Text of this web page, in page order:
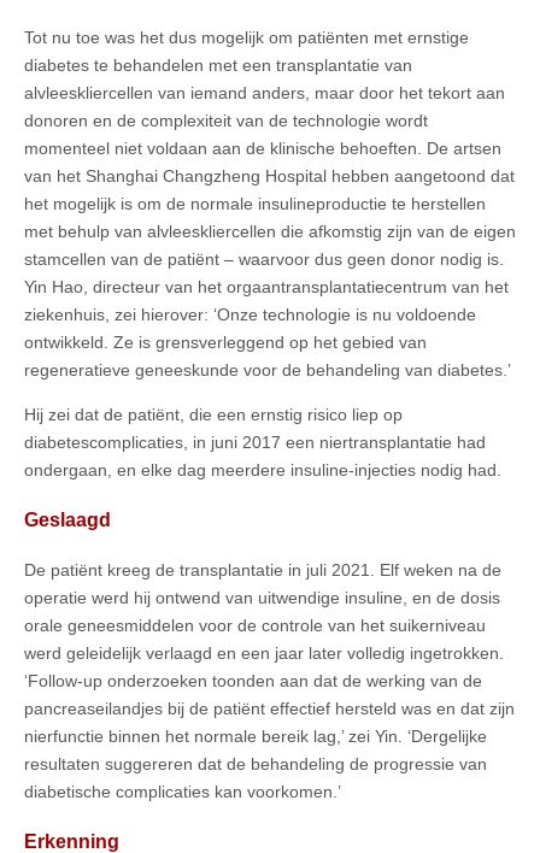
Tot nu toe was het dus mogelijk om patiënten met ernstige
diabetes te behandelen met een transplantatie van
alvleeskliercellen van iemand anders, maar door het tekort aan
donoren en de complexiteit van de technologie wordt
momenteel niet voldaan aan de klinische behoeften. De artsen
van het Shanghai Changzheng Hospital hebben aangetoond dat
het mogelijk is om de normale insulineproductie te herstellen
met behulp van alvleeskliercellen die afkomstig zijn van de eigen
stamcellen van de patiënt – waarvoor dus geen donor nodig is.
Yin Hao, directeur van het orgaantransplantatiecentrum van het
ziekenhuis, zei hierover: ‘Onze technologie is nu voldoende
ontwikkeld. Ze is grensverleggend op het gebied van
regeneratieve geneeskunde voor de behandeling van diabetes.’
Hij zei dat de patiënt, die een ernstig risico liep op
diabetescomplicaties, in juni 2017 een niertransplantatie had
ondergaan, en elke dag meerdere insuline-injecties nodig had.
Geslaagd
De patiënt kreeg de transplantatie in juli 2021. Elf weken na de
operatie werd hij ontwend van uitwendige insuline, en de dosis
orale geneesmiddelen voor de controle van het suikerniveau
werd geleidelijk verlaagd en een jaar later volledig ingetrokken.
‘Follow-up onderzoeken toonden aan dat de werking van de
pancreaseilandjes bij de patiënt effectief hersteld was en dat zijn
nierfunctie binnen het normale bereik lag,’ zei Yin. ‘Dergelijke
resultaten suggereren dat de behandeling de progressie van
diabetische complicaties kan voorkomen.’
Erkenning